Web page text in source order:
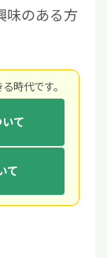
味のある方
時代です。
て
て